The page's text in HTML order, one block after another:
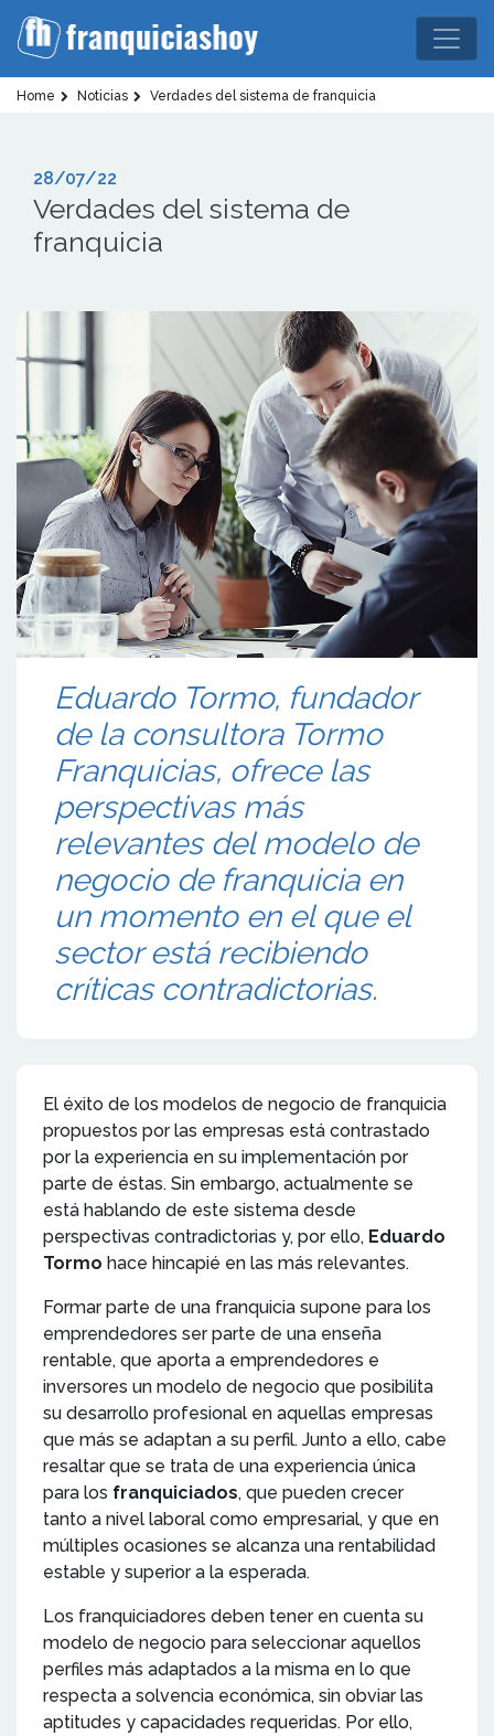
Home Noticias Verdades del sistema de franquicia
28/07/22
Verdades del sistema de
franquicia
Eduardo Tormo, fundador
de la consultora Tormo
Franquicias, ofrece las
perspectivas más
relevantes del modelo de
negocio de franquicia en
un momento en el que el
sector está recibiendo
críticas contradictorias.
El éxito de los modelos de negocio de franquicia
propuestos por las empresas está contrastado
por la experiencia en su implementación por
parte de éstas. Sin embargo, actualmente se
está hablando de este sistema desde
perspectivas contradictorias y, por ello, Eduardo
Tormo hace hincapié en las más relevantes.
Formar parte de una franquicia supone para los
emprendedores ser parte de una enseña
rentable, que aporta a emprendedores e
inversores un modelo de negocio que posibilita
su desarrollo profesional en aquellas empresas
que más se adaptan a su perfil. Junto a ello, cabe
resaltar que se trata de una experiencia única
para los franquiciados, que pueden crecer
tanto a nivel laboral como empresarial, y que en
múltiples ocasiones se alcanza una rentabilidad
estable y superior a la esperada.
Los franquiciadores deben tener en cuenta su
modelo de negocio para seleccionar aquellos
perfiles más adaptados a la misma en lo que
respecta a solvencia económica, sin obviar las
aptitudes y capacidades requeridas. Por ello,